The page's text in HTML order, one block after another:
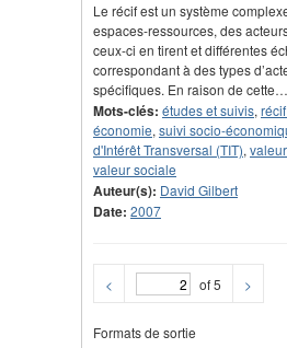
Le récif est un système
espaces-ressources, des
ceux-ci en tirent et différentes
correspondant à des types
spécifiques. En raison de cette…
Mots-clés: études et suivis,
économie,suivi socio-
d'Intérêt Transversal (TIT),
valeur sociale
Auteur(s): David Gilbert
Date: 2007
< of 5 >
Formats de sortie